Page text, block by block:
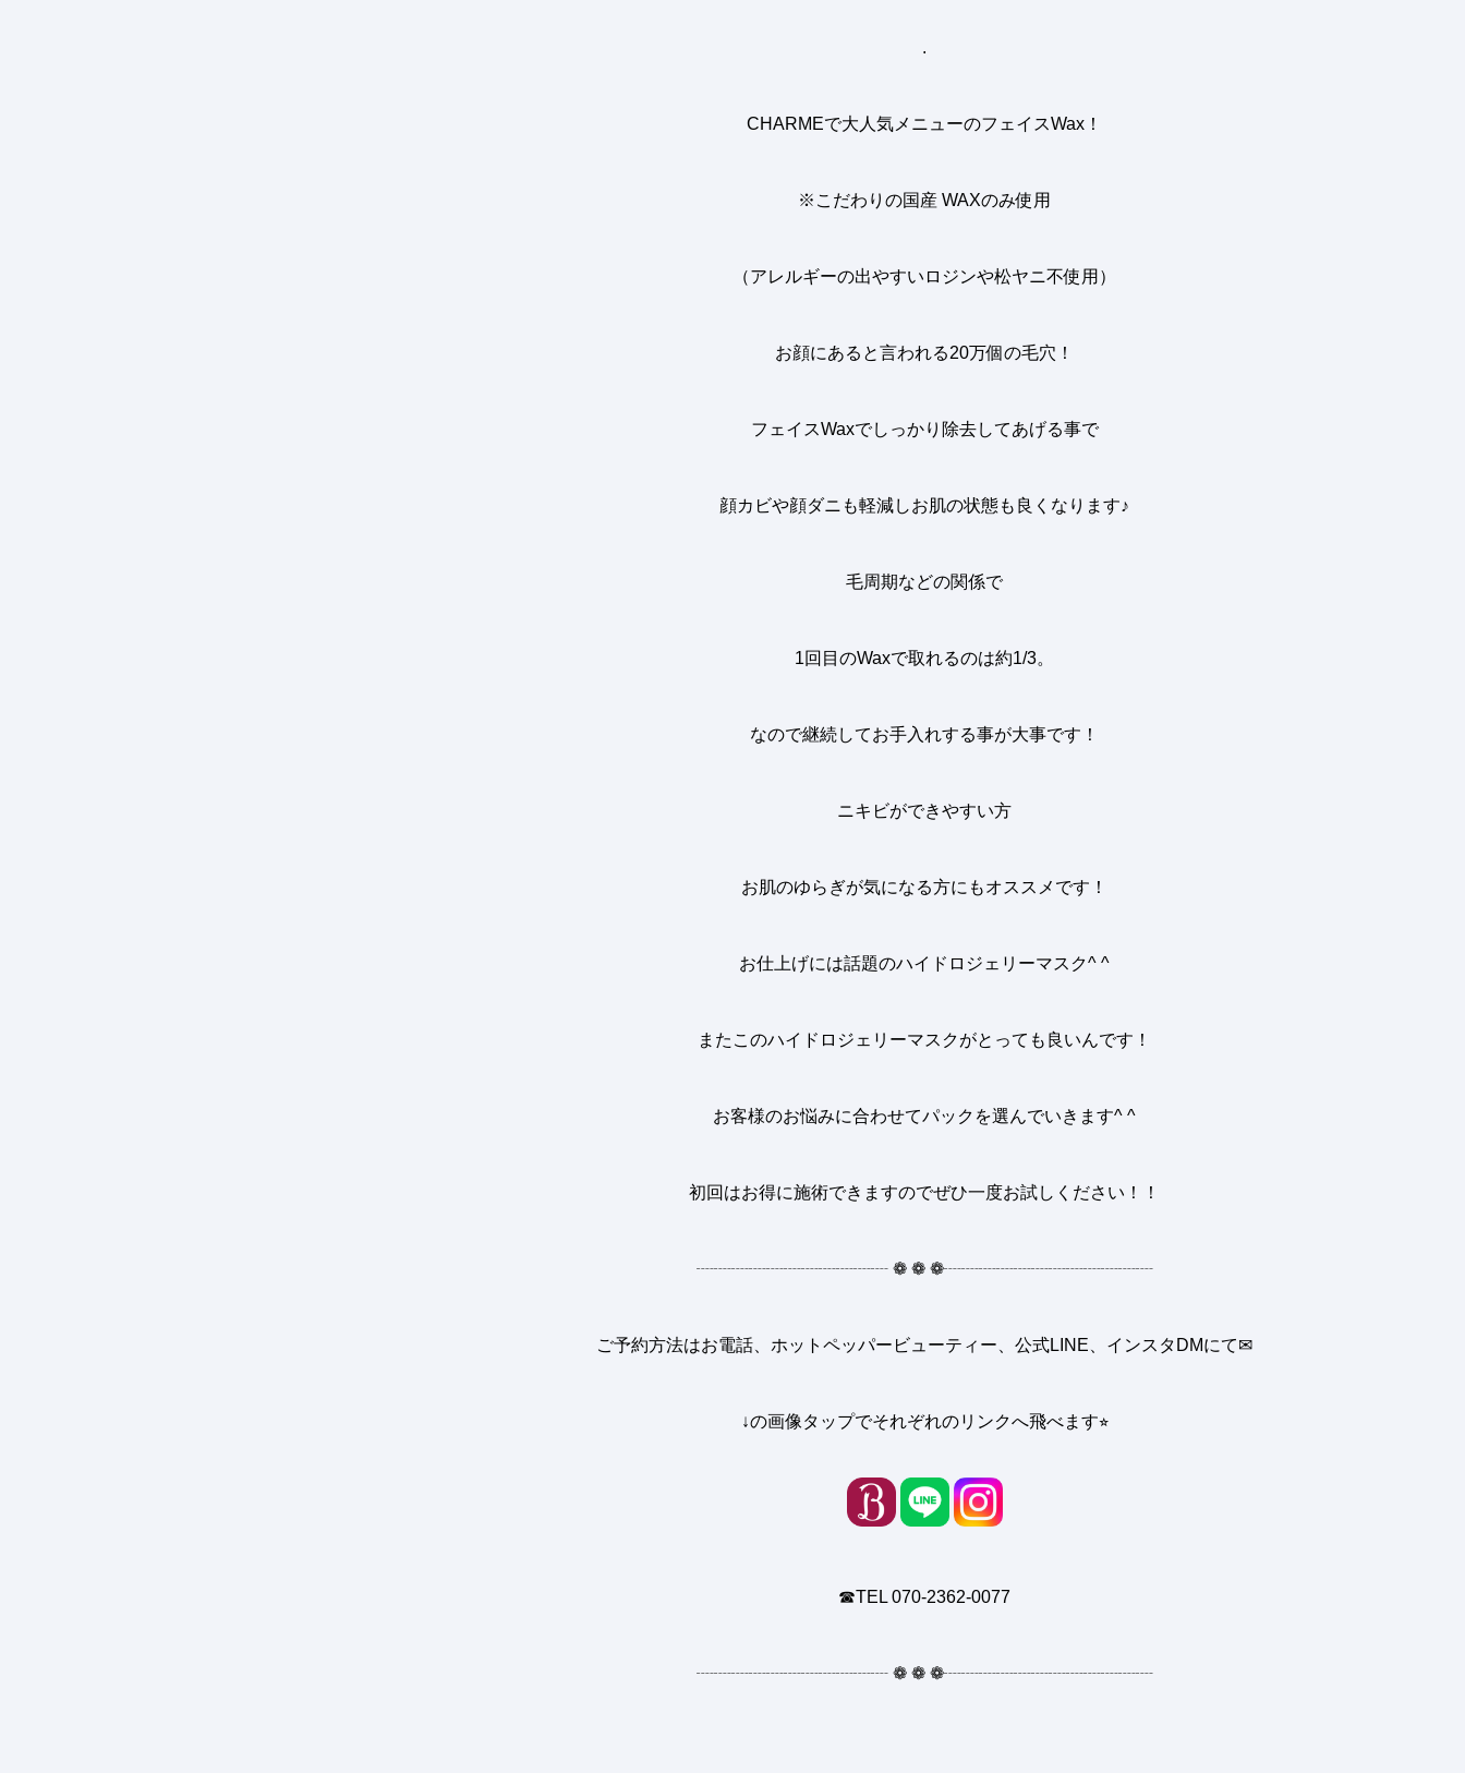
.
CHARMEで大人気メニューのフェイスWax！
※こだわりの国産 WAXのみ使用
（アレルギーの出やすいロジンや松ヤニ不使用）
お顔にあると言われる20万個の毛穴！
フェイスWaxでしっかり除去してあげる事で
顔カビや顔ダニも軽減しお肌の状態も良くなります♪
毛周期などの関係で
1回目のWaxで取れるのは約1/3。
なので継続してお手入れする事が大事です ！
ニキビができやすい方
お肌のゆらぎが気になる方にもオススメです ！
お仕上げには話題のハイドロジェリーマスク^ ^
またこのハイドロジェリーマスクがとっても良いんです ！
お客様のお悩みに合わせてパックを選んでいきます^ ^
初回はお得に施術できますのでぜひ一度お試しください ！！
┈┈┈┈┈┈┈┈┈┈┈ ❁ ❁ ❁┈┈┈┈┈┈┈┈┈┈┈┈
ご予約方法はお電話、ホットペッパービューティー、公式LINE、インスタDMにて✉︎
↓の画像タップでそれぞれのリンクへ飛べます⭐︎
☎︎TEL 070-2362-0077
┈┈┈┈┈┈┈┈┈┈┈ ❁ ❁ ❁┈┈┈┈┈┈┈┈┈┈┈┈